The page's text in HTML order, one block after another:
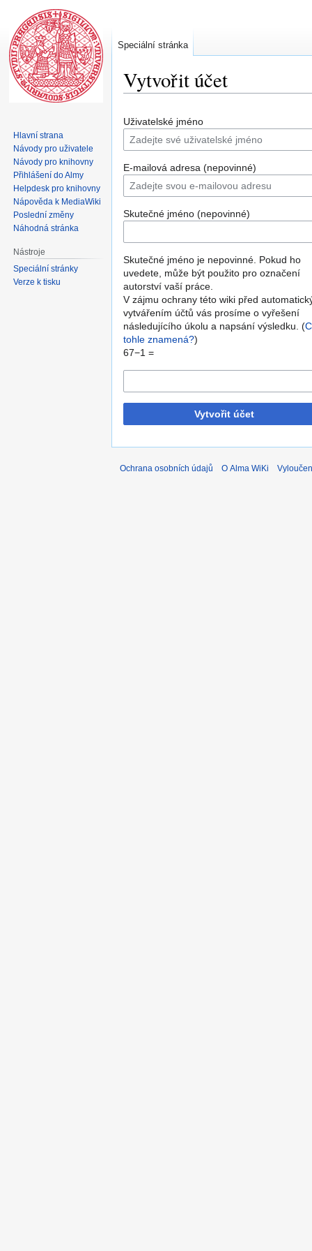
Vytvořit účet
na
navigaci
na
vyhledávání
Uživatelské jméno
E-mailová adresa (nepovinné)
Skutečné jméno (nepovinné)
Skutečné jméno je nepovinné. Pokud ho
uvedete, může být použito pro označení
autorství vaší práce.
V zájmu ochrany této wiki před
vytvářením účtů vás prosíme o vyřešení
následujícího úkolu a napsání výsledku. (
tohle znamená?)
67−1 =
Vytvořit účet
Speciální stránka
Hlavní strana
Návody pro uživatele
Návody pro knihovny
Přihlášení do Almy
Helpdesk pro knihovny
Nápověda k MediaWiki
Poslední změny
Náhodná stránka
Nástroje
Speciální stránky
Verze k tisku
Ochrana osobních údajů O Alma WiKi